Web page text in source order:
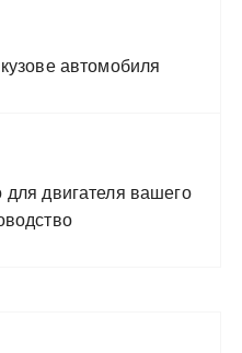
автомобиля
двигателя вашего